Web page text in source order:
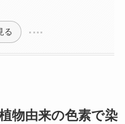
る
物由来の色素で染